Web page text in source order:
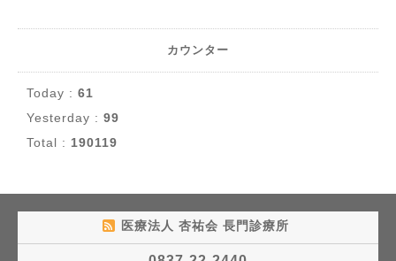
カウンター
Today : 61
Yesterday : 99
Total : 190119
医療法人 杏祐会 長門診療所